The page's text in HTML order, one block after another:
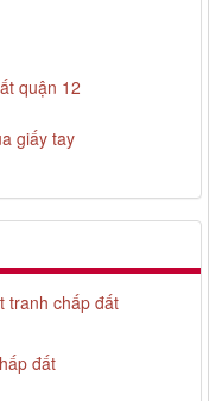
quận 12
giấy tay
tranh chấp đất
đất